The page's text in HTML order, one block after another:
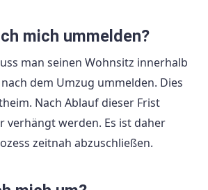
mich ummelden?
man seinen Wohnsitz innerhalb
dem Umzug ummelden. Dies
Nach Ablauf dieser Frist
verhängt werden. Es ist daher
zeitnah abzuschließen.